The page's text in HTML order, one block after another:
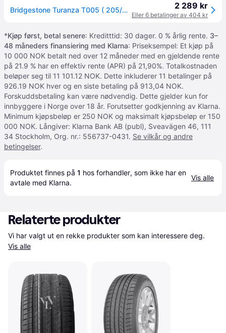
Bridgestone Turanza T005 ( 205/60 R16 92H ) 2 289 kr
Eller 6 betalinger av 404 kr
*Kjøp først, betal senere: Kreditttid: 30 dager. 0 % årlig rente. 3–
48 måneders finansiering med Klarna: Priseksempel: Et kjøp på
10 000 NOK betalt ned over 12 måneder med en gjeldende rente
på 21.9 % har en effektiv rente (APR) på 21,90%. Totalkostnaden
beløper seg til 11 101.12 NOK. Dette inkluderer 11 betalinger på
926.19 NOK hver og en siste betaling på 913,04 NOK.
Forskuddsbetaling kan være nødvendig. Dette gjelder kun for
innbyggere i Norge over 18 år. Forutsetter godkjenning av Klarna.
Minimum kjøpsbeløp er 250 NOK og maksimalt kjøpsbeløp er 150
000 NOK. Långiver: Klarna Bank AB (publ), Sveavägen 46, 111
34 Stockholm, Org. nr.: 556737-0431. Se vilkår og andre
betingelser.
Produktet finnes på 1 hos forhandler, som ikke har en
avtale med Klarna.
Vis alle
Relaterte produkter
Vis alle